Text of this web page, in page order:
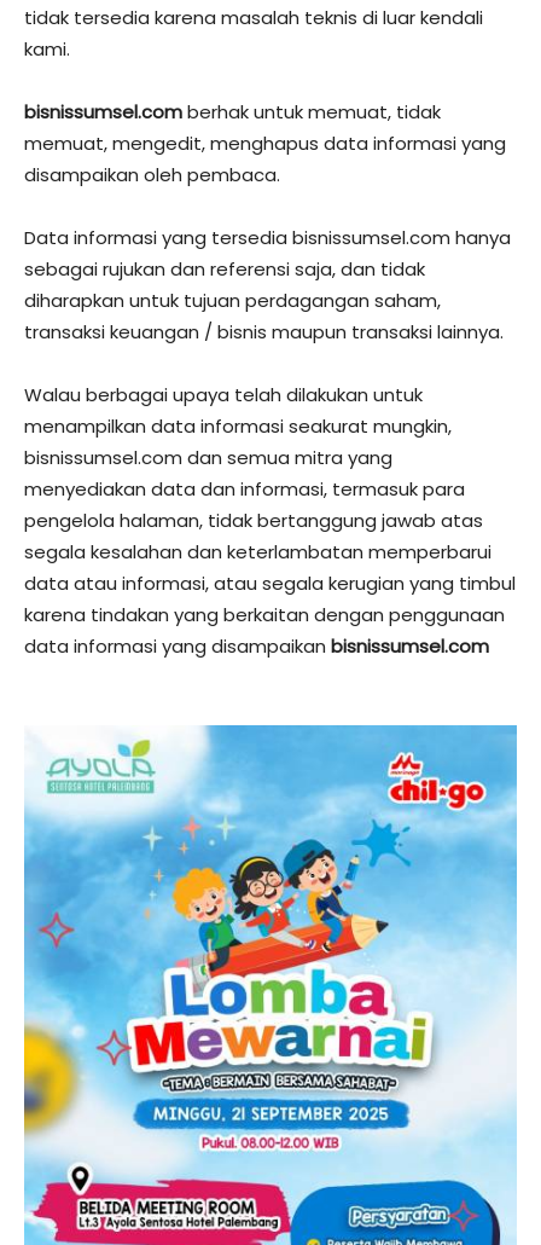
tidak tersedia karena masalah teknis di luar kendali
kami.
bisnissumsel.comberhak untuk memuat, tidak
memuat, mengedit, menghapus data informasi yang
disampaikan oleh pembaca.
Data informasi yang tersedia bisnissumsel.com hanya
sebagai rujukan dan referensi saja, dan tidak
diharapkan untuk tujuan perdagangan saham,
transaksi keuangan / bisnis maupun transaksi lainnya.
Walau berbagai upaya telah dilakukan untuk
menampilkan data informasi seakurat mungkin,
bisnissumsel.com dan semua mitra yang
menyediakan data dan informasi, termasuk para
pengelola halaman, tidak bertanggung jawab atas
segala kesalahan dan keterlambatan memperbarui
data atau informasi, atau segala kerugian yang timbul
karena tindakan yang berkaitan dengan penggunaan
data informasi yang disampaikan bisnissumsel.com